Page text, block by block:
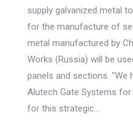
supply galvanized metal
for the manufacture of
metal manufactured by
Works (Russia) will be
panels and sections. “We
Alutech Gate Systems
for this strategic…